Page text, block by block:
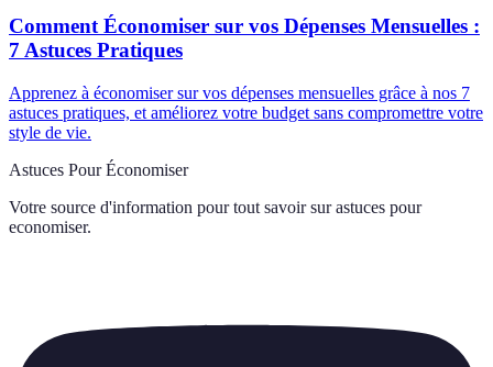
Comment Économiser sur vos Dépenses Mensuelles :
7 Astuces Pratiques
Apprenez à économiser sur vos dépenses mensuelles grâce à nos 7
astuces pratiques, et améliorez votre budget sans compromettre votre
style de vie.
Astuces Pour Économiser
Votre source d'information pour tout savoir sur astuces pour
economiser.